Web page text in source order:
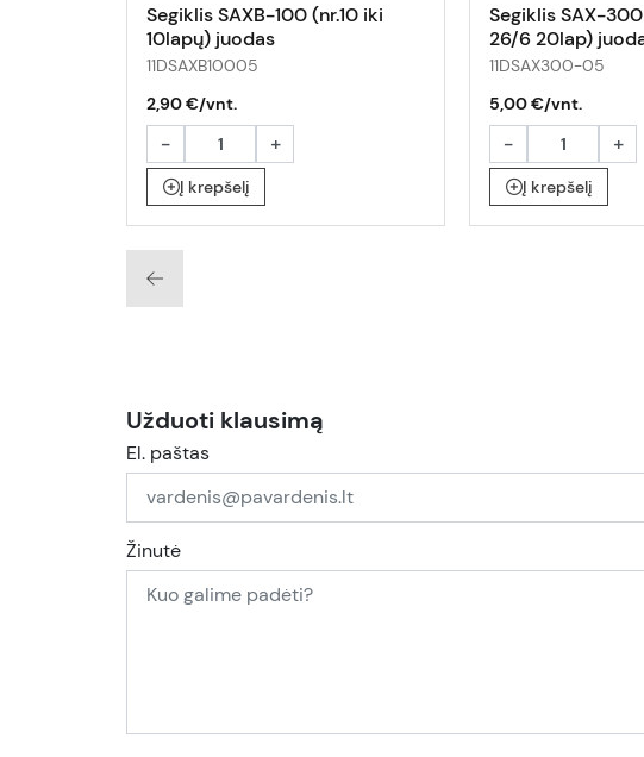
Segiklis SAXB-100 (nr.10 iki
10lapų) juodas
11DSAXB10005
2,90 €/vnt.
- +
Į krepšelį
Segiklis SAX-
26/6 20lap)
11DSAX300-05
5,00 €/vnt.
- +
Į krepšelį
Užduoti klausimą
El. paštas
Žinutė